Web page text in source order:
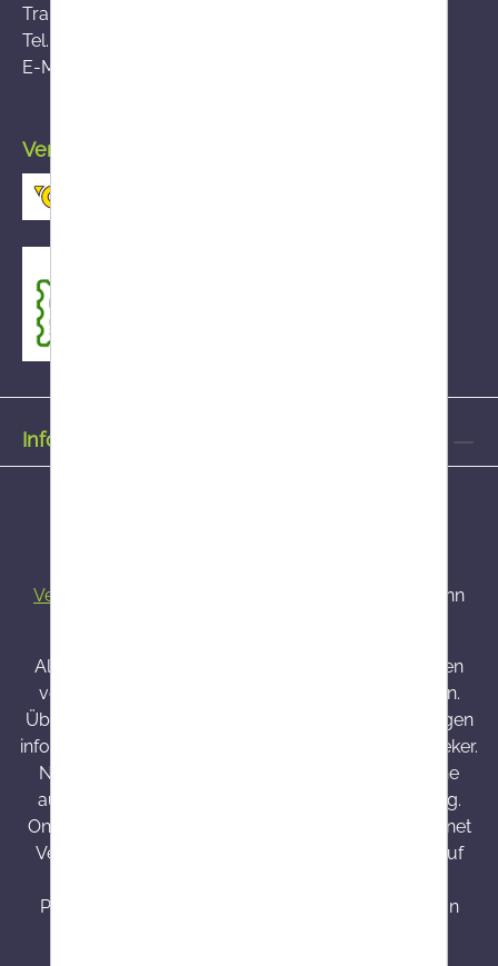
Traisengasse 5, A-1200 Wien
Tel.:
E-Mail:
Versand durch die österreichische Post
Informationen
Versandkosten
und ggf. Nachnahmegebühren, wenn
Alle bei Onlineapo angebotenen Arzneimittel werden
von Österreich versendet und sind dort zugelassen.
Über Wirkung und mögliche unerwünschte Wirkungen
informieren Gebrauchsinformation, Arzt oder Apotheker.
Nahrungsergänzungsmittel sind kein Ersatz für eine
ausgewogene und abwechslungsreiche Ernährung.
Onlineapo.at ist eine in Österreich zugelassene Internet
Versandapotheke mit Hauptsitz in Österreich. Die auf
Produktinformationen richten sich ausschließlich an